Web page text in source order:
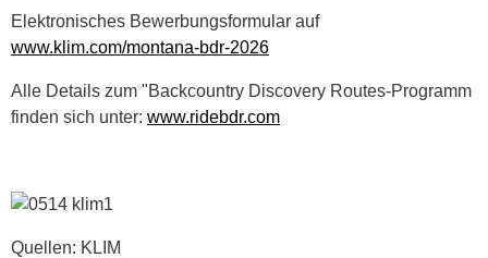
Elektronisches Bewerbungsformular auf
www.klim.com/montana-bdr-2026
Alle Details zum "Backcountry Discovery Routes-Programm
finden sich unter: www.ridebdr.com
Quellen: KLIM